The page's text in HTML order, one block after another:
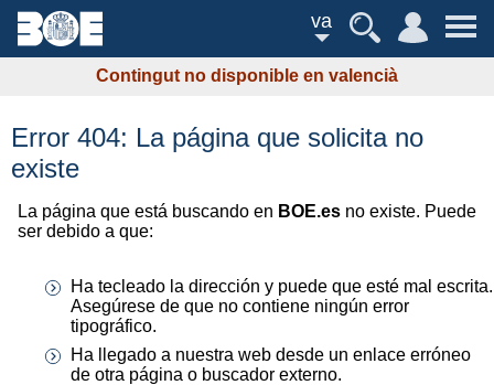
va
Contingut no disponible en valencià
Error 404: La página que solicita no
existe
La página que está buscando en BOE.es no existe. Puede
ser debido a que:
Ha tecleado la dirección y puede que esté mal escrita.
Asegúrese de que no contiene ningún error
tipográfico.
Ha llegado a nuestra web desde un enlace erróneo
de otra página o buscador externo.